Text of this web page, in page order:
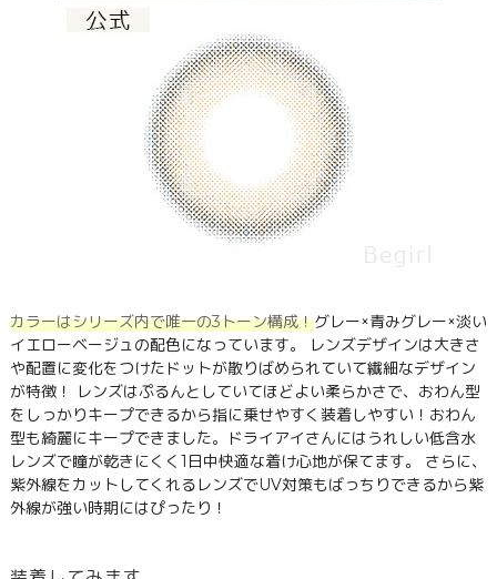
カラーはシリーズ内で唯一の3トーン構成！グレー×青みグレー×淡い
イエローベージュの配色になっています。 レンズデザインは大きさ
や配置に変化をつけたドットが散りばめられていて繊細なデザイン
が特徴！ レンズはぷるんとしていてほどよい柔らかさで、おわん型
をしっかりキープできるから指に乗せやすく装着しやすい！おわん
型も綺麗にキープできました。ドライアイさんにはうれしい低含水
レンズで瞳が乾きにくく1日中快適な着け心地が保てます。 さらに、
紫外線をカットしてくれるレンズでUV対策もばっちりできるから紫
外線が強い時期にはぴったり！